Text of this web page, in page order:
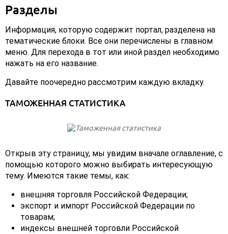
Разделы
Информация, которую содержит портал, разделена на
тематические блоки. Все они перечислены в главном
меню. Для перехода в тот или иной раздел необходимо
нажать на его название.
Давайте поочередно рассмотрим каждую вкладку.
ТАМОЖЕННАЯ СТАТИСТИКА
Открыв эту страницу, мы увидим вначале оглавление, с
помощью которого можно выбирать интересующую
тему. Имеются такие темы, как:
внешняя торговля Российской Федерации;
экспорт и импорт Российской Федерации по
товарам;
индексы внешней торговли Российской